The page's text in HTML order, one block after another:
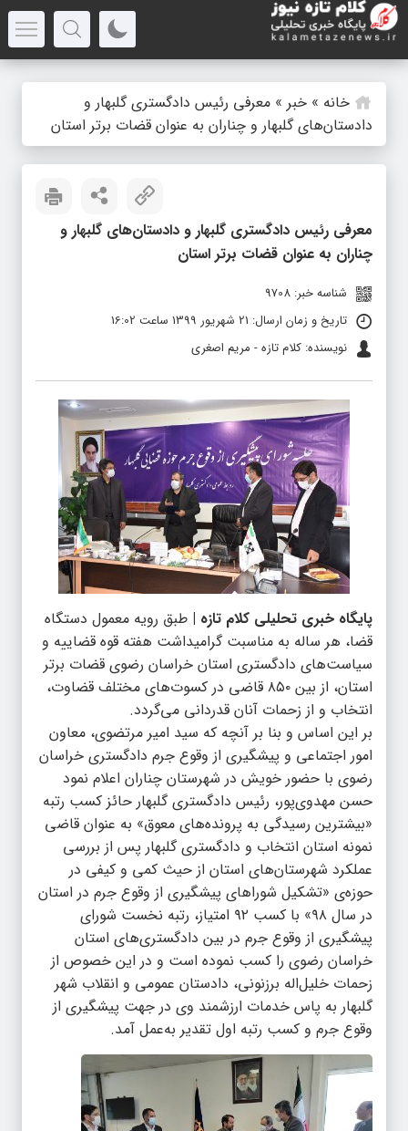
خانه » خبر » معرفی رئیس دادگستری گلبهار و
دادستان‌های گلبهار و چناران به عنوان قضات برتر استان
معرفی رئیس دادگستری گلبهار و دادستان‌های گلبهار و
چناران به عنوان قضات برتر استان
شناسه خبر: 9708
تاریخ و زمان ارسال: 21 شهریور 1399 ساعت 16:02
نویسنده: کلام تازه - مریم اصغری
پایگاه خبری تحلیلی کلام تازه | طبق رویه معمول دستگاه
قضا، هر ساله به مناسبت گرامیداشت هفته قوه قضاییه و
سیاست‌های دادگستری استان خراسان رضوی قضات برتر
استان، از بین ۸۵۰ قاضی در کسوت‌های مختلف قضاوت،
انتخاب و از زحمات آنان قدردانی می‌گردد.
بر این اساس و بنا بر آنچه که سید امیر مرتضوی، معاون
امور اجتماعی و پیشگیری از وقوع جرم دادگستری خراسان
رضوی با حضور خویش در شهرستان چناران اعلام نمود
حسن مهدوی‌پور، رئیس دادگستری گلبهار حائز کسب رتبه
«بیشترین رسیدگی به پرونده‌های معوق» به عنوان قاضی
نمونه استان انتخاب و دادگستری گلبهار پس از بررسی
عملکرد شهرستان‌های استان از حیث کمی و کیفی در
حوزه‌ی «تشکیل شوراهای پیشگیری از وقوع جرم در استان
در سال ۹۸» با کسب ۹۲ امتیاز، رتبه نخست شورای
پیشگیری از وقوع جرم در بین دادگستری‌های استان
خراسان رضوی را کسب نموده است و در این خصوص از
زحمات خلیل‌اله برزنونی، دادستان عمومی و انقلاب شهر
گلبهار به پاس خدمات ارزشمند وی در جهت پیشگیری از
وقوع جرم و کسب رتبه اول تقدیر به‌عمل آمد.